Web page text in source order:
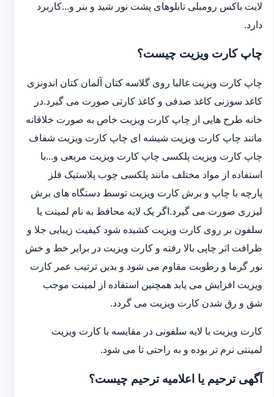
لایت باکس رومبلی تابلوهای پشت نور شید و بنر و...کاربرد
دارد.
چاپ کارت ویزیت چیست؟
چاپ کارت ویزیت غالبا روی گلاسه کتان آلمان کتان اندونزی
کاغذ سوزنی کاغذ صدفی و کاغذ کارتی صورت می گیرد.در
خانه طرح هایی از چاپ کارت ویزیت خاص به صورت خلاقانه
مانند چاپ کارت ویزیت شیشه ای چاپ کارت ویزیت شفاف
چاپ کارت ویزیت پلکسی چاپ کارت ویزیت مربعی و...با
استفاده از مواد مختلف مانند پلکسی چوب پلاستیک فلز
پارچه با چاپ و برش کارت ویزیت توسط دستگاه های برش
لیزری صورت می گیرد.اگر یک لایه محافظ به نام لمینت یا
سلفون بر روی کارت ویزیت کشیده شود کیفیت زیبایی جلا و
ظرافت اثر چاپی بالا رفته و کارت ویزیت در برابر خط و خش
نور گرما و رطوبت مقاوم می شود و بدین ترتیب عمر کارت
ویزیت افزایش می یابد همچنین استفاده از لمینت موجب
شق و رق شدن کارت ویزیت می گردد.
کارت ویزیت با لایه سلفونی در مقایسه با کارت ویزیت
لمینتی نرم تر بوده و به راحتی تا می شود.
آگهی ترحیم یا اعلامیه ترحیم چیست؟